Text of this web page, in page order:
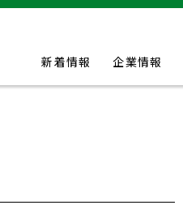
新着情報 企業情報